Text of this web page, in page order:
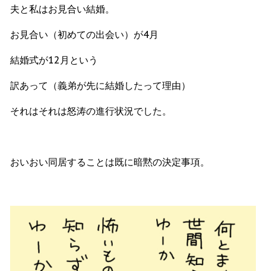
夫と私はお見合い結婚。
お見合い（初めての出会い）が4月
結婚式が12月という
訳あって（義弟が先に結婚したって理由）
それはそれは怒涛の進行状況でした。
おいおい同居することは既に暗黙の決定事項。